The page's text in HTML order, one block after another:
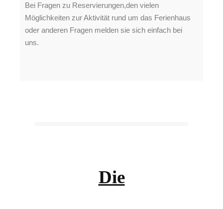
Bei Fragen zu Reservierungen,den vielen
Möglichkeiten zur Aktivität rund um das Ferienhaus
oder anderen Fragen melden sie sich einfach bei
uns.
Die